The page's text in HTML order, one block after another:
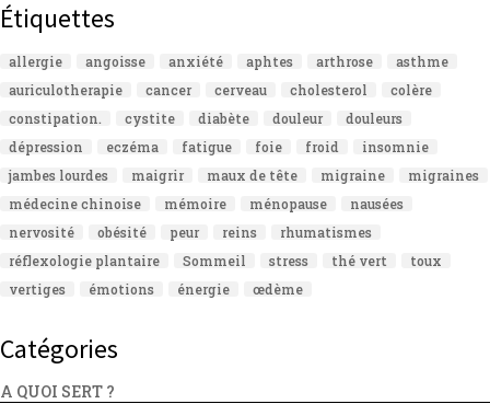
Étiquettes
allergie angoisse anxiété aphtes arthrose
asthme
auriculotherapie
cancer cerveau cholesterol
colère
constipation.
cystite diabète douleur
douleurs
dépression
eczéma fatigue foie froid
insomnie
jambes lourdes
maigrir maux de tête migraine
migraines
médecine chinoise
mémoire ménopause
nausées
nervosité
obésité peur reins
rhumatismes
réflexologie plantaire
Sommeil stress thé vert
toux
vertiges
émotions énergie œdème
Catégories
A QUOI SERT ?